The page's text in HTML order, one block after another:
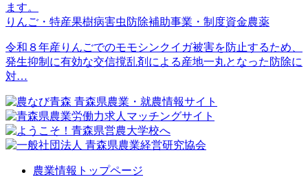
ます。
りんご・特産果樹病害虫防除補助事業・制度資金農薬
令和８年産りんごでのモモシンクイガ被害を防止するため、
発生抑制に有効な交信撹乱剤による産地一丸となった防除に
対…
農業情報トップページ